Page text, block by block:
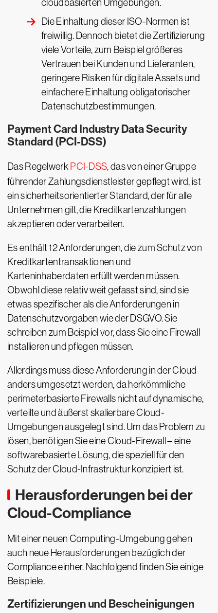
cloudbasierten Umgebungen.
Die Einhaltung dieser ISO-Normen ist
freiwillig. Dennoch bietet die Zertifizierung
viele Vorteile, zum Beispiel größeres
Vertrauen bei Kunden und Lieferanten,
geringere Risiken für digitale Assets und
einfachere Einhaltung obligatorischer
Datenschutzbestimmungen.
Payment Card Industry Data Security
Standard (PCI-DSS)
Das Regelwerk PCI-DSS, das von einer Gruppe
führender Zahlungsdienstleister gepflegt wird, ist
ein sicherheitsorientierter Standard, der für alle
Unternehmen gilt, die Kreditkartenzahlungen
akzeptieren oder verarbeiten.
Es enthält 12 Anforderungen, die zum Schutz von
Kreditkartentransaktionen und
Karteninhaberdaten erfüllt werden müssen.
Obwohl diese relativ weit gefasst sind, sind sie
etwas spezifischer als die Anforderungen in
Datenschutzvorgaben wie der DSGVO. Sie
schreiben zum Beispiel vor, dass Sie eine Firewall
installieren und pflegen müssen.
Allerdings muss diese Anforderung in der Cloud
anders umgesetzt werden, da herkömmliche
perimeterbasierte Firewalls nicht auf dynamische,
verteilte und äußerst skalierbare Cloud-
Umgebungen ausgelegt sind. Um das Problem zu
lösen, benötigen Sie eine Cloud-Firewall – eine
softwarebasierte Lösung, die speziell für den
Schutz der Cloud-Infrastruktur konzipiert ist.
Herausforderungen bei der
Cloud-Compliance
Mit einer neuen Computing-Umgebung gehen
auch neue Herausforderungen bezüglich der
Compliance einher. Nachfolgend finden Sie einige
Beispiele.
Zertifizierungen und Bescheinigungen